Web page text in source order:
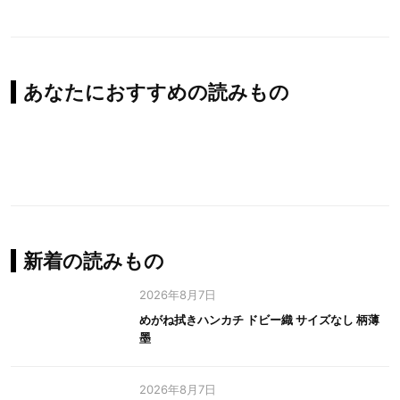
あなたにおすすめの読みもの
新着の読みもの
2026年8月7日
めがね拭きハンカチ ドビー織 サイズなし 柄薄
墨
2026年8月7日